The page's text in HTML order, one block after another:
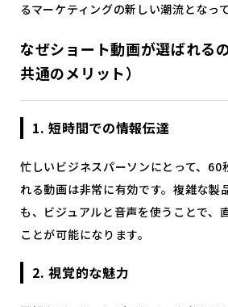
るマーケティングの新しい潮流となっ
なぜショート動画が選ばれ
共通のメリット）
1. 短時間での情報伝達
忙しいビジネスパーソンにとって、60
れる動画は非常に有効です。複雑な製
も、ビジュアルと音声を使うことで、
ことが可能になります。
2. 視覚的な魅力